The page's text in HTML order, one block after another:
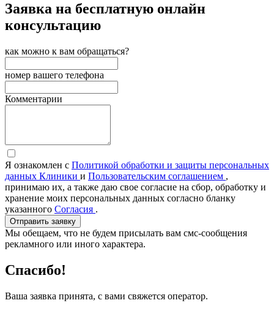
Заявка на бесплатную онлайн
консультацию
как можно к вам обращаться?
номер вашего телефона
Комментарии
Я ознакомлен с Политикой обработки и защиты персональных
данных Клиники и Пользовательским соглашением ,
принимаю их, а также даю свое согласие на сбор, обработку и
хранение моих персональных данных согласно бланку
указанного Согласия .
Отправить заявку
Мы обещаем, что не будем присылать вам смс-сообщения
рекламного или иного характера.
Спасибо!
Ваша заявка принята, с вами свяжется оператор.